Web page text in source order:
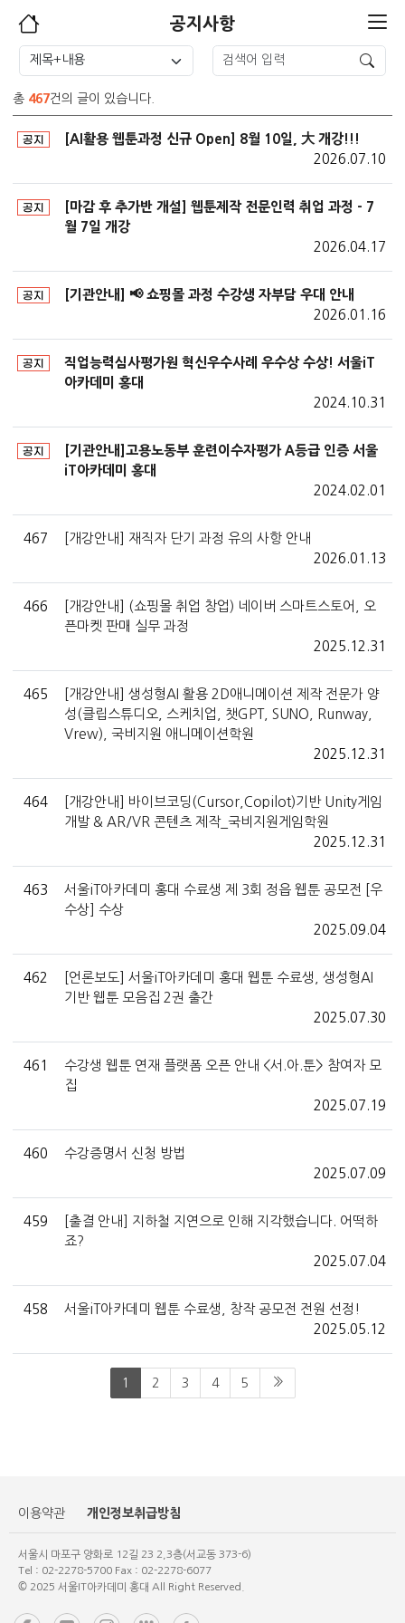
공지사항
총 467건의 글이 있습니다.
공지
[AI활용 웹툰과정 신규 Open] 8월 10일, 大 개강!!!
2026.07.10
공지
[마감 후 추가반 개설] 웹툰제작 전문인력 취업 과정 - 7
월 7일 개강
2026.04.17
공지
[기관안내] 📢 쇼핑몰 과정 수강생 자부담 우대 안내
2026.01.16
공지
직업능력심사평가원 혁신우수사례 우수상 수상! 서울iT
아카데미 홍대
2024.10.31
공지
[기관안내]고용노동부 훈련이수자평가 A등급 인증 서울
iT아카데미 홍대
2024.02.01
467
[개강안내] 재직자 단기 과정 유의 사항 안내
2026.01.13
466
[개강안내] (쇼핑몰 취업 창업) 네이버 스마트스토어, 오
픈마켓 판매 실무 과정
2025.12.31
465
[개강안내] 생성형AI 활용 2D애니메이션 제작 전문가 양
성(클립스튜디오, 스케치업, 챗GPT, SUNO, Runway,
Vrew), 국비지원 애니메이션학원
2025.12.31
464
[개강안내] 바이브코딩(Cursor,Copilot)기반 Unity게임
개발 & AR/VR 콘텐츠 제작_국비지원게임학원
2025.12.31
463
서울iT아카데미 홍대 수료생 제 3회 정읍 웹툰 공모전 [우
수상] 수상
2025.09.04
462
[언론보도] 서울iT아카데미 홍대 웹툰 수료생, 생성형AI
기반 웹툰 모음집 2권 출간
2025.07.30
461
수강생 웹툰 연재 플랫폼 오픈 안내 <서.아.툰> 참여자 모
집
2025.07.19
460
수강증명서 신청 방법
2025.07.09
459
[출결 안내] 지하철 지연으로 인해 지각했습니다. 어떡하
죠?
2025.07.04
458
서울iT아카데미 웹툰 수료생, 창작 공모전 전원 선정!
2025.05.12
1 2 3 4 5
이용약관 개인정보취급방침
서울시 마포구 양화로 12길 23 2,3층(서교동 373-6)
Tel : 02-2278-5700 Fax : 02-2278-6077
© 2025 서울IT아카데미 홍대 All Right Reserved.